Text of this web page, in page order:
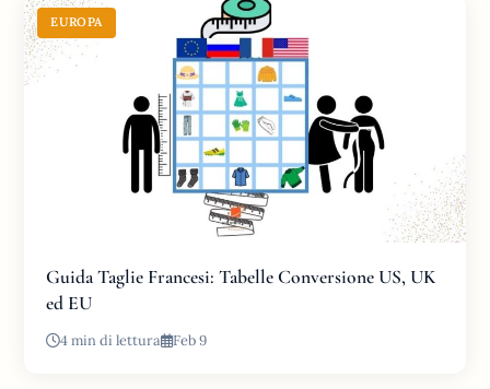
EUROPA
Guida Taglie Francesi: Tabelle Conversione US, UK
ed EU
4 min di lettura Feb 9